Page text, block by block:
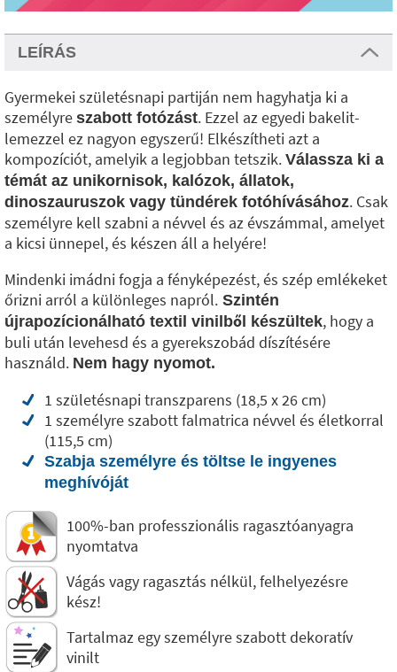
LEÍRÁS
Gyermekei születésnapi partiján nem hagyhatja ki a
személyre szabott fotózást. Ezzel az egyedi bakelit-
lemezzel ez nagyon egyszerű! Elkészítheti azt a
kompozíciót, amelyik a legjobban tetszik. Válassza ki a
témát az unikornisok, kalózok, állatok,
dinoszauruszok vagy tündérek fotóhívásához. Csak
személyre kell szabni a névvel és az évszámmal, amelyet
a kicsi ünnepel, és készen áll a helyére!
Mindenki imádni fogja a fényképezést, és szép emlékeket
őrizni arról a különleges napról. Szintén
újrapozícionálható textil vinilből készültek, hogy a
buli után levehesd és a gyerekszobád díszítésére
használd. Nem hagy nyomot.
1 születésnapi transzparens (18,5 x 26 cm)
1 személyre szabott falmatrica névvel és életkorral
(115,5 cm)
Szabja személyre és töltse le ingyenes
meghívóját
100%-ban professzionális ragasztóanyagra
nyomtatva
Vágás vagy ragasztás nélkül, felhelyezésre
kész!
Tartalmaz egy személyre szabott dekoratív
vinilt